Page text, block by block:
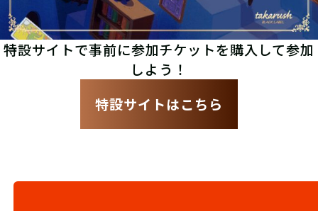
特設サイトで事前に参加チケットを購入して参加
しよう！
特設サイトはこちら